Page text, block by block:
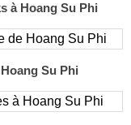
à Hoang Su Phi
Su Phi